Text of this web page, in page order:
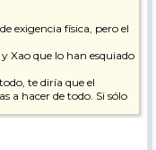
exigencia física, pero el
Xao que lo han esquiado
te diría que el
a hacer de todo. Si sólo